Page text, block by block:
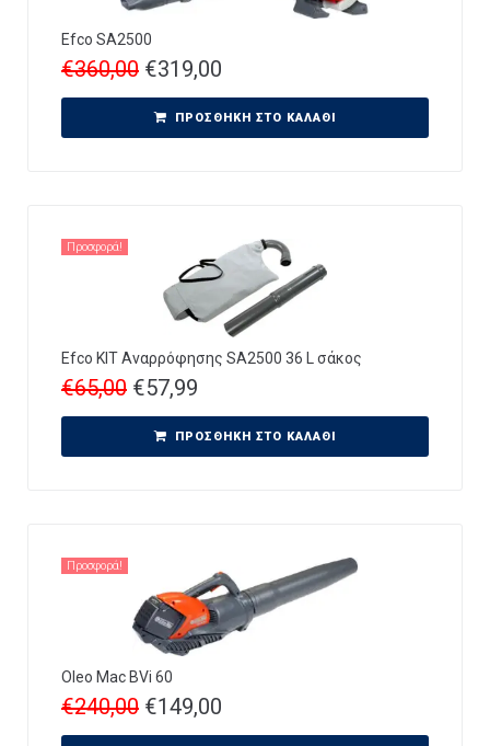
Efco SA2500
€360,00 €319,00
ΠΡΟΣΘΉΚΗ ΣΤΟ ΚΑΛΆΘΙ
Προσφορά!
Efco KIT Αναρρόφησης SA2500 36 L σάκος
€65,00 €57,99
ΠΡΟΣΘΉΚΗ ΣΤΟ ΚΑΛΆΘΙ
Προσφορά!
Oleo Mac BVi 60
€240,00 €149,00